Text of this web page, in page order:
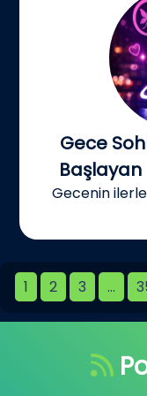
Gece
Gecenin
1 2 3 …